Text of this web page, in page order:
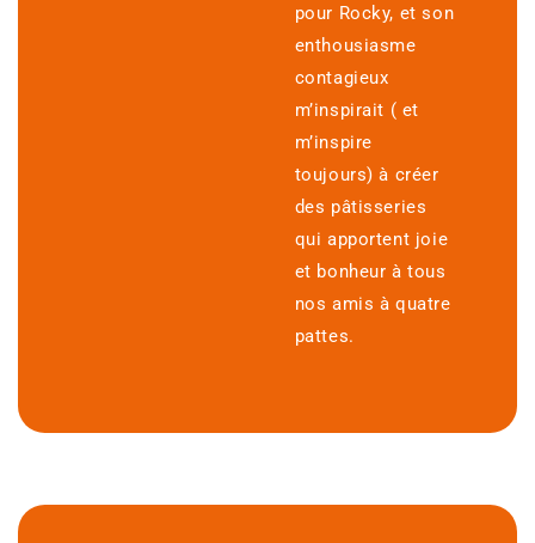
pour Rocky, et son
enthousiasme
contagieux
m’inspirait ( et
m’inspire
toujours) à créer
des pâtisseries
qui apportent joie
et bonheur à tous
nos amis à quatre
pattes.